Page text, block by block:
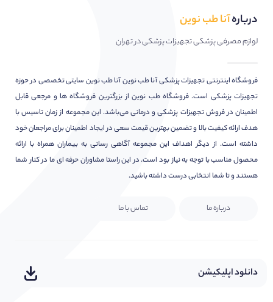
دربارهآنا طب نوین
لوازم مصرفی پزشکی تجهیزات پزشکی در تهران
فروشگاه اینترنتی تجهیزات پزشکی آنا طب نوین آنا طب نوین سایتی تخصصی در حوزه
تجهیزات پزشکی است. فروشگاه طب نوین از بزرگترین فروشگاه ها و مرجعی قابل
اطمینان در فروش تجهیزات پزشکی و درمانی می‌باشد. این مجموعه از زمان تاسیس با
هدف ارائه کیفیت بالا و تضمین بهترین قیمت سعی در ایجاد اطمینان برای مراجعان خود
داشته است. از دیگر اهداف این مجموعه آگاهی رسانی به بیماران همراه با ارائه
محصول مناسب با توجه به نیاز بود است. در این راستا مشاوران حرفه ای ما در کنار شما
هستند و تا شما انتخابی درست داشته باشید.
درباره ما تماس با ما
دانلود اپلیکیشن